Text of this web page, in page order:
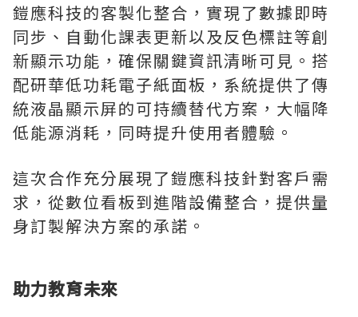
鎧應科技的客製化整合，實現了數據即時
同步、自動化課表更新以及反色標註等創
新顯示功能，確保關鍵資訊清晰可見。搭
配研華低功耗電子紙面板，系統提供了傳
統液晶顯示屏的可持續替代方案，大幅降
低能源消耗，同時提升使用者體驗。
這次合作充分展現了鎧應科技針對客戶需
求，從數位看板到進階設備整合，提供量
身訂製解決方案的承諾。
助力教育未來